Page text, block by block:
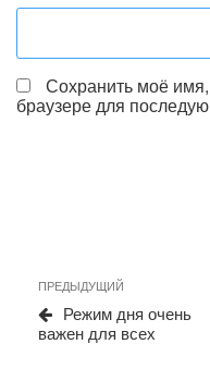
Сохранить моё
браузере для
Навигация
по
записям
Предыдущая
запись
ПРЕДЫДУЩИЙ
Режим дня очень
важен для всех